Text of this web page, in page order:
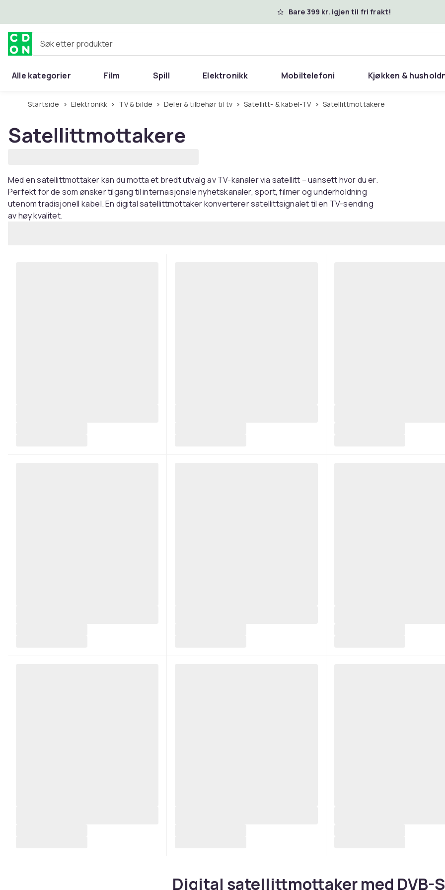
Bare 399 kr. igjen til fri frakt!
Søk etter produkter
Alle kategorier Film Spill Elektronikk Mobiltelefoni Kjøkken &
Startside Elektronikk TV & bilde Deler & tilbehør til tv Satellitt- & kabel-TV Satellittmottakere
Satellittmottakere
Med en satellittmottaker kan du motta et bredt utvalg av TV-kanaler via satellitt – uansett hvor du er.
Perfekt for de som ønsker tilgang til internasjonale nyhetskanaler, sport, filmer og underholdning
utenom tradisjonell kabel. En digital satellittmottaker konverterer satellittsignalet til en TV-sending
av høy kvalitet.
Digital satellittmottaker med DVB-